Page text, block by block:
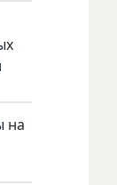
на